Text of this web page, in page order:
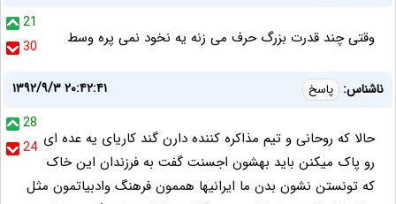
21
30
وقتی چند قدرت بزرگ حرف می زنه یه نخود نمی پره وسط
ناشناس: پاسخ
۱۳۹۲/۹/۳ ۲۰:۴۲:۴۱
28
24 حالا که روحانی و تیم مذاکره کننده دارن گند کاریای یه عده ای
رو پاک میکنن باید بهشون اجسنت گفت به فرزندان این خاک
که تونستن نشون بدن ما ایرانیها هممون فرهنگ وادبیاتمون مثل